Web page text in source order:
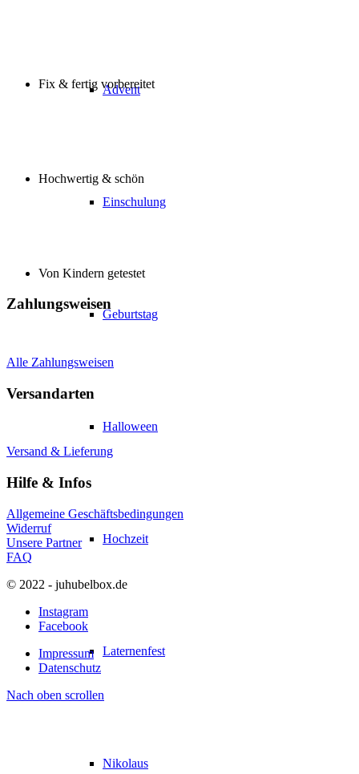
Advent
Einschulung
Geburtstag
Halloween
Hochzeit
Laternenfest
Nikolaus
Fix & fertig vorbereitet
Hochwertig & schön
Von Kindern getestet
Zahlungsweisen
Alle Zahlungsweisen
Versandarten
Versand & Lieferung
Hilfe & Infos
Allgemeine Geschäftsbedingungen
Widerruf
Unsere Partner
FAQ
© 2022 - juhubelbox.de
Instagram
Facebook
Impressum
Datenschutz
Nach oben scrollen